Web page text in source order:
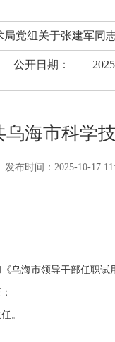
局党组关于张建军同
公开日期：
乌海市科学
发布时间：2025-10-17
《乌海市领导干部任职试
。